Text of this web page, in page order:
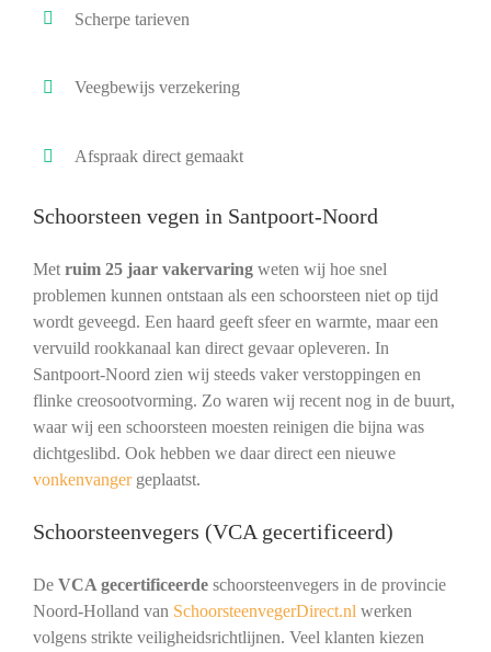
Scherpe tarieven
Veegbewijs verzekering
Afspraak direct gemaakt
Schoorsteen vegen in Santpoort-Noord
Met ruim 25 jaar vakervaringweten wij hoe snel
problemen kunnen ontstaan als een schoorsteen niet op tijd
wordt geveegd. Een haard geeft sfeer en warmte, maar een
vervuild rookkanaal kan direct gevaar opleveren. In
Santpoort-Noord zien wij steeds vaker verstoppingen en
flinke creosootvorming. Zo waren wij recent nog in de buurt,
waar wij een schoorsteen moesten reinigen die bijna was
dichtgeslibd. Ook hebben we daar direct een nieuwe
vonkenvangergeplaatst.
Schoorsteenvegers (VCA gecertificeerd)
De VCA gecertificeerdeschoorsteenvegers in de provincie
Noord-Holland van SchoorsteenvegerDirect.nl werken
volgens strikte veiligheidsrichtlijnen. Veel klanten kiezen